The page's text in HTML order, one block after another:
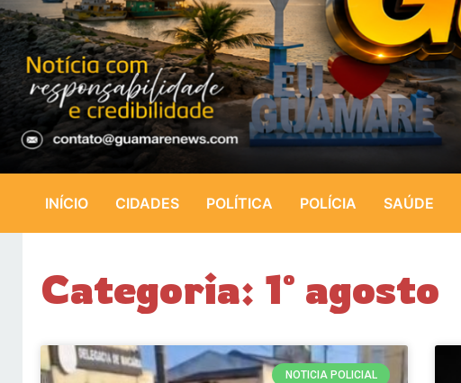
INÍCIO CIDADES POLÍTICA POLÍCIA SAÚDE
Categoria: 1º agosto
NOTICIA POLICIAL